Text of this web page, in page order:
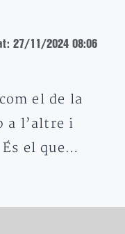
27/11/2024 08:06
el de la
a l’altre i
el que…